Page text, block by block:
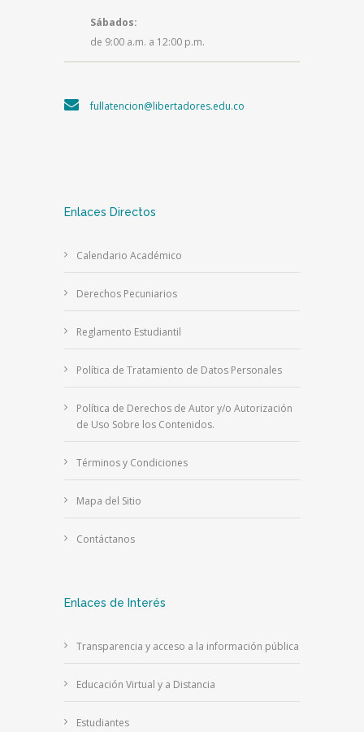
Sábados:
de 9:00 a.m. a 12:00 p.m.
fullatencion@libertadores.edu.co
Enlaces Directos
Calendario Académico
Derechos Pecuniarios
Reglamento Estudiantil
Política de Tratamiento de Datos Personales
Política de Derechos de Autor y/o Autorización
de Uso Sobre los Contenidos.
Términos y Condiciones
Mapa del Sitio
Contáctanos
Enlaces de Interés
Transparencia y acceso a la información pública
Educación Virtual y a Distancia
Estudiantes